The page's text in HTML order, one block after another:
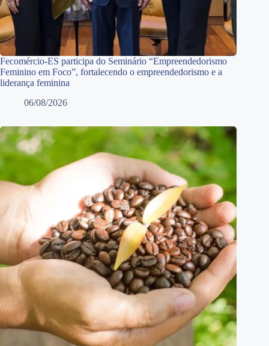
Fecomércio-ES participa do Seminário “Empreendedorismo
Feminino em Foco”, fortalecendo o empreendedorismo e a
liderança feminina
06/08/2026